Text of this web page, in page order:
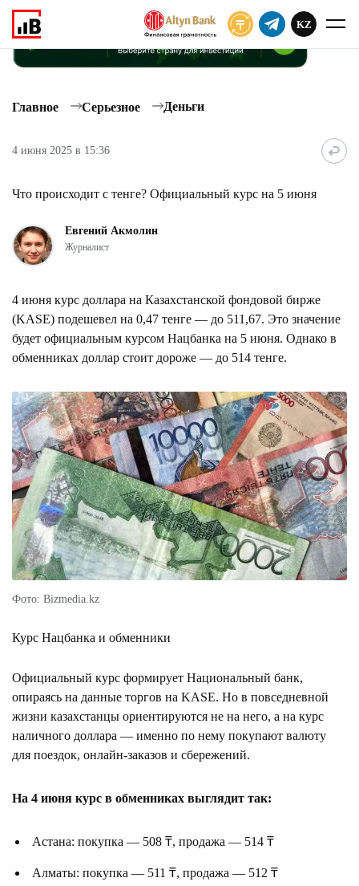
KZ
Главное Серьезное Деньги
4 июня 2025 в 15:36
Что происходит с тенге? Официальный курс на 5 июня
Евгений Акмолин
Журналист
4 июня курс доллара на Казахстанской фондовой бирже
(KASE) подешевел на 0,47 тенге — до 511,67. Это значение
будет официальным курсом Нацбанка на 5 июня. Однако в
обменниках доллар стоит дороже — до 514 тенге.
Фото: Bizmedia.kz
Курс Нацбанка и обменники
Официальный курс формирует Национальный банк,
опираясь на данные торгов на KASE. Но в повседневной
жизни казахстанцы ориентируются не на него, а на курс
наличного доллара — именно по нему покупают валюту
для поездок, онлайн-заказов и сбережений.
На 4 июня курс в обменниках выглядит так:
Астана: покупка — 508 ₸, продажа — 514 ₸
Алматы: покупка — 511 ₸, продажа — 512 ₸